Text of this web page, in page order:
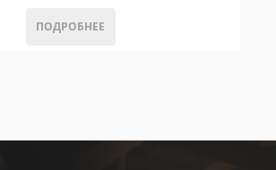
ПОДРОБНЕЕ